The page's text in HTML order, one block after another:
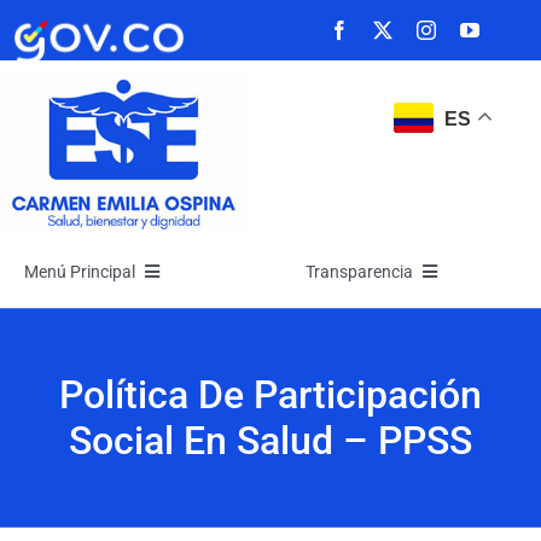
Saltar
ES
Menú Principal
La Empresa
Transparencia
Atención y Servicios a la Ciudadanía
Política De Participación
Social En Salud – PPSS